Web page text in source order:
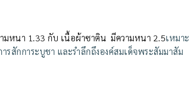
มหนา 1.33 กับ เนื้อผ้าซาติน มีความหนา 2.5เหมาะ
สักการะบูชา และรำลึกถึงองค์สมเด็จพระสัมมาสัม